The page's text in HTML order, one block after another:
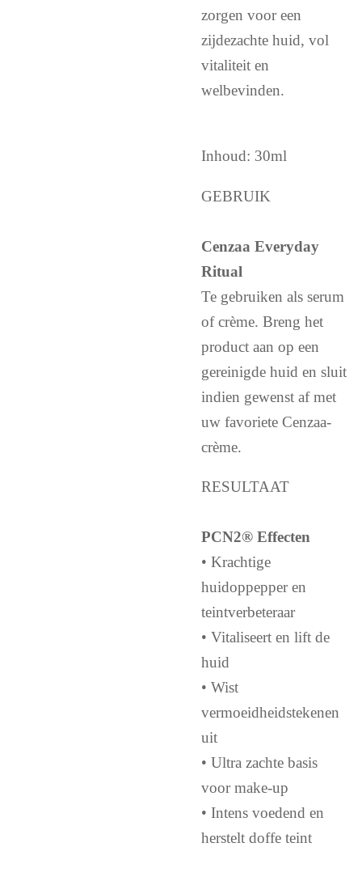
zorgen voor een
zijdezachte huid, vol
vitaliteit en
welbevinden.
Inhoud: 30ml
GEBRUIK
Cenzaa Everyday
Ritual
Te gebruiken als serum
of crème. Breng het
product aan op een
gereinigde huid en sluit
indien gewenst af met
uw favoriete Cenzaa-
crème.
RESULTAAT
PCN2® Effecten
• Krachtige
huidoppepper en
teintverbeteraar
• Vitaliseert en lift de
huid
• Wist
vermoeidheidstekenen
uit
• Ultra zachte basis
voor make-up
• Intens voedend en
herstelt doffe teint